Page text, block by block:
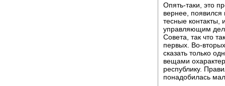
Опять-таки, это
вернее, появился
тесные контакты,
управляющим
Совета, так что
первых. Во-
сказать только
вещами
республику.
понадобилась